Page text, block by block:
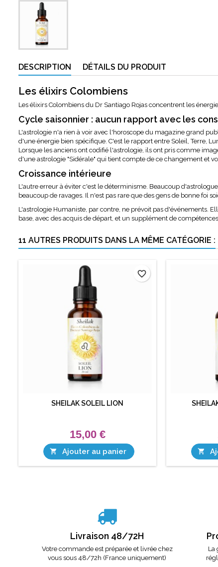
DESCRIPTION DÉTAILS DU PRODUIT
Les élixirs Colombiens
Les élixirs Colombiens du Dr Santiago Rojas concentrent les
Cycle saisonnier : aucun rapport avec les
L'astrologie n'a rien à voir avec l'horoscope du magazine grand
d'une énergie bien spécifique. C'est le rapport entre Soleil, Terre,
Lorsque les anciens ont codifié l'astrologie, ils ont pris comme
d'une astrologie "Sidérale" qui tient compte de ce changement et
Croissance intérieure
L'autre erreur à éviter c'est le déterminisme. Beaucoup
beaucoup de ravages. Il n'est pas rare que des gens de bonne foi
L'astrologie Humaniste, par contre, ne prévoit pas d'événements.
base, avec des acquis de départ, et un supplément de
11 AUTRES PRODUITS DANS LA MÊME CATÉGORIE :
SHEILAK SOLEIL LION
15,00 €
 Ajouter au panier
favorite_border

Livraison 48/72H
Votre commande est préparée et livrée chez
vous sous 48/72h (France uniquement)
La